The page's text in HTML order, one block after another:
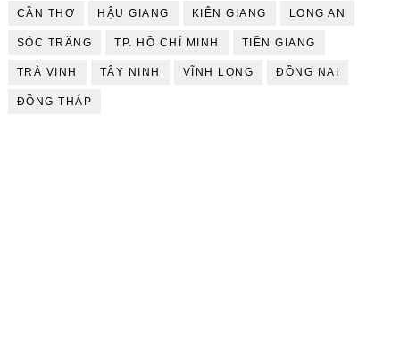
CẦN THƠ HẬU GIANG KIÊN GIANG LONG AN
SÓC TRĂNG TP. HỒ CHÍ MINH TIỀN GIANG
TRÀ VINH TÂY NINH VĨNH LONG ĐỒNG NAI
ĐỒNG THÁP